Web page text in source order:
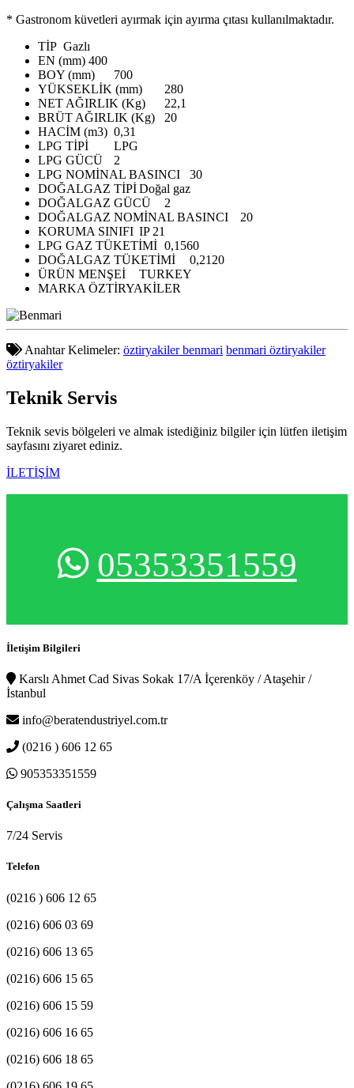
* Gastronom küvetleri ayırmak için ayırma çıtası kullanılmaktadır.
TİP Gazlı
EN (mm) 400
BOY (mm)
700
YÜKSEKLİK (mm)
280
NET AĞIRLIK (Kg)
22,1
BRÜT AĞIRLIK (Kg)
20
HACİM (m3) 0,31
LPG TİPİ
LPG
LPG GÜCÜ
2
LPG NOMİNAL BASINCI
30
DOĞALGAZ TİPİDoğal gaz
DOĞALGAZ GÜCÜ
2
DOĞALGAZ NOMİNAL BASINCI
20
KORUMA SINIFI IP 21
LPG GAZ TÜKETİMİ 0,1560
DOĞALGAZ TÜKETİMİ
0,2120
ÜRÜN MENŞEİ
TURKEY
MARKA ÖZTİRYAKİLER
Anahtar Kelimeler: öztiryakiler benmari benmari öztiryakiler
öztiryakiler
Teknik Servis
Teknik sevis bölgeleri ve almak istediğiniz bilgiler için lütfen iletişim
sayfasını ziyaret ediniz.
İLETİŞİM
05353351559
İletişim Bilgileri
Karslı Ahmet Cad Sivas Sokak 17/A İçerenköy / Ataşehir /
İstanbul
info@beratendustriyel.com.tr
(0216 ) 606 12 65
905353351559
Çalışma Saatleri
7/24 Servis
Telefon
(0216 ) 606 12 65
(0216) 606 03 69
(0216) 606 13 65
(0216) 606 15 65
(0216) 606 15 59
(0216) 606 16 65
(0216) 606 18 65